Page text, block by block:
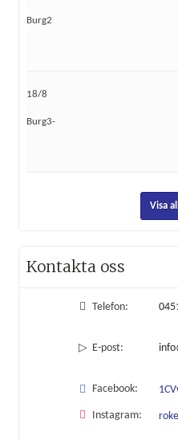
Burg2
18/8
Burg3-
Visa
Kontakta oss
Telefon:
E-post:
Facebook:
Instagram: